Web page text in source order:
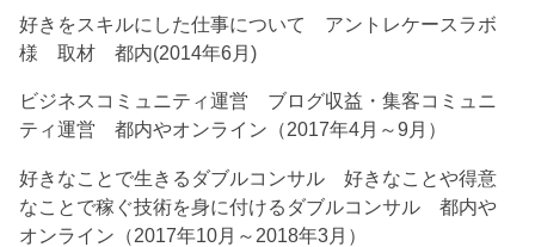
好きをスキルにした仕事について アントレケースラボ
様 取材 都内(2014年6月)
ビジネスコミュニティ運営 ブログ収益・集客コミュニ
ティ運営 都内やオンライン（2017年4月～9月）
好きなことで生きるダブルコンサル 好きなことや得意
なことで稼ぐ技術を身に付けるダブルコンサル 都内や
オンライン（2017年10月～2018年3月）